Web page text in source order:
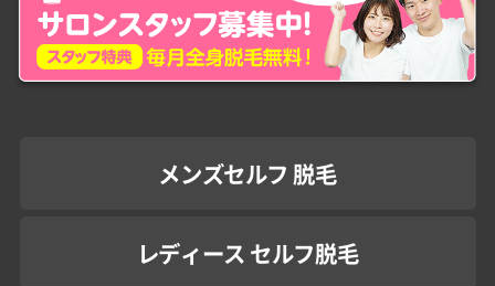
メンズセルフ 脱毛
レディース セルフ脱毛